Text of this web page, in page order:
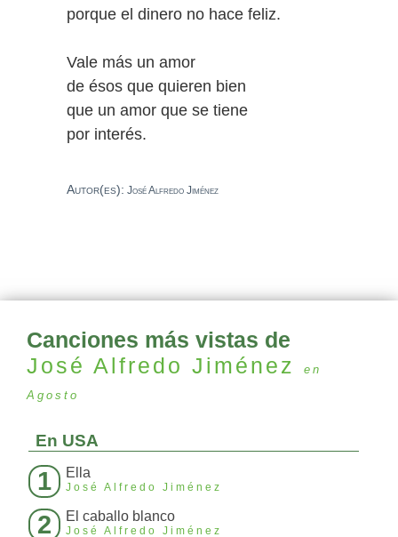
porque el dinero no hace feliz.
Vale más un amor
de ésos que quieren bien
que un amor que se tiene
por interés.
Autor(es): José Alfredo Jiménez
Canciones más vistas de
José Alfredo Jiménez
en
Agosto
En USA
1 Ella
José Alfredo Jiménez
2 El caballo blanco
José Alfredo Jiménez